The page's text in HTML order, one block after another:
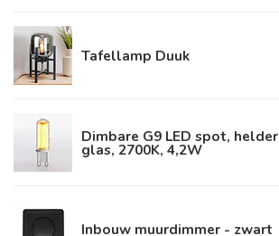
Tafellamp Duuk
Dimbare G9 LED spot, helder
glas, 2700K, 4,2W
Inbouw muurdimmer - zwart